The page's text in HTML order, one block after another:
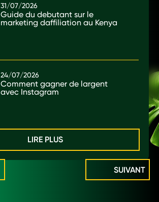
31/07/2026
Guide du debutant sur le
marketing daffiliation au Kenya
24/07/2026
Comment gagner de largent
avec Instagram
LIRE PLUS
SUIVANT